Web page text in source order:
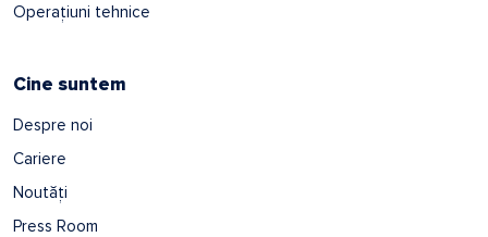
Operațiuni tehnice
Cine suntem
Despre noi
Cariere
Noutăți
Press Room